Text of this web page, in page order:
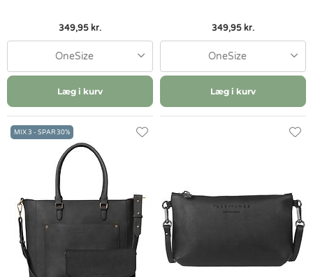
349,95 kr.
OneSize
Læg i kurv
349,95 kr.
OneSize
Læg i kurv
MIX 3 - SPAR 30%